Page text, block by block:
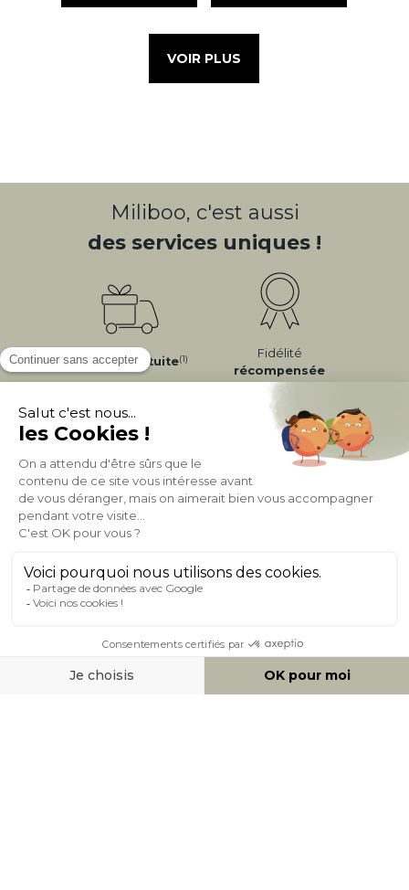
VOIR PLUS
Miliboo, c'est aussi
des services uniques !
LivraisonGratuite(1)
Fidélité
récompensée
Expéditionen
24/72h
Appelez-nous Au
050 92 00 74